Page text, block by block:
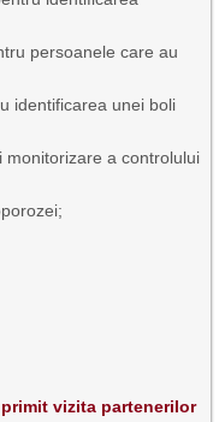
persoanele care au
identificarea unei boli
monitorizare a controlului
vizita partenerilor